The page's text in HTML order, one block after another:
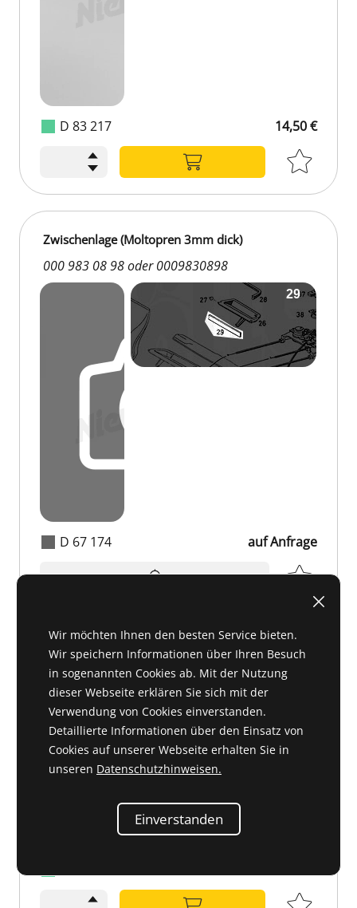
D 83 217 14,50 €
D 67 174
Zwischenlage (Moltopren 3mm dick)
000 983 08 98 oder 0009830898
auf Anfrage
Dichtungsrahmen für die Frischluftklappe OE
Qualität
113 831 10 98 oder 1138311098
Wir möchten Ihnen den besten Service bieten.
Wir speichern Informationen über Ihren Besuch
in sogenannten Cookies ab. Mit der Nutzung
dieser Webseite erklären Sie sich mit der
Verwendung von Cookies einverstanden.
Detaillierte Informationen über den Einsatz von
Cookies auf unserer Webseite erhalten Sie in
unseren Datenschutzhinweisen.
Einverstanden